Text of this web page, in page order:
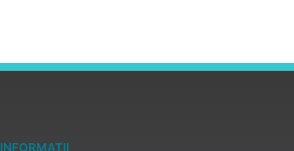
INFORMATII